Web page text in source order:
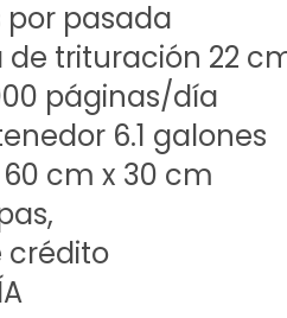
por pasada
trituración 22
páginas/día
6.1 galones
cm x 30 cm
crédito